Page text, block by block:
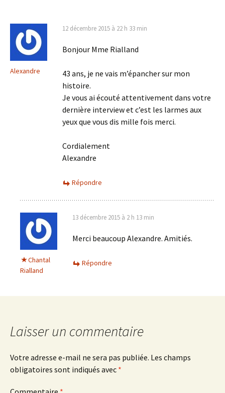
Alexandre
12 décembre 2015 à 22 h 33 min
Bonjour Mme Rialland
43 ans, je ne vais m’épancher sur mon
histoire.
Je vous ai écouté attentivement dans votre
dernière interview et c’est les larmes aux
yeux que vous dis mille fois merci.
Cordialement
Alexandre
Répondre
Chantal
Rialland
13 décembre 2015 à 2 h 13 min
Merci beaucoup Alexandre. Amitiés.
Répondre
Laisser un commentaire
Votre adresse e-mail ne sera pas publiée. Les champs
obligatoires sont indiqués avec *